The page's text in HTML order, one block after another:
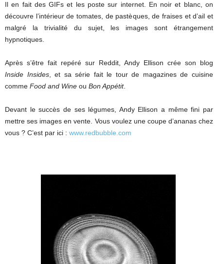
Il en fait des GIFs et les poste sur internet. En noir et blanc, on
découvre l’intérieur de tomates, de pastèques, de fraises et d’ail et
malgré la trivialité du sujet, les images sont étrangement
hypnotiques.
Après s’être fait repéré sur Reddit, Andy Ellison crée son blog
Inside Insides, et sa série fait le tour de magazines de cuisine
comme Food and Wine ou Bon Appétit.
Devant le succès de ses légumes, Andy Ellison a même fini par
mettre ses images en vente. Vous voulez une coupe d’ananas chez
vous ? C’est par ici : www.redbubble.com